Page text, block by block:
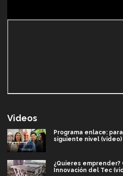
Videos
Programa enlace:
siguiente nivel (video)
¿Quieres emprender?
Innovación del Tec